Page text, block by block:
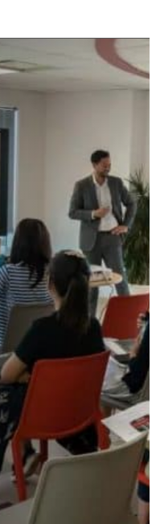
的启发性活
活动，KEY Education 的各
，从而取得成功。了解即将
题，并为未来的道路做好准